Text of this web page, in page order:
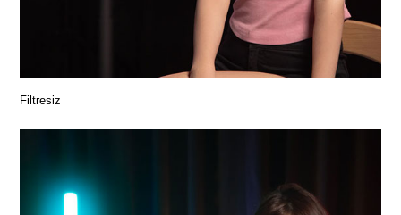
Filtresiz